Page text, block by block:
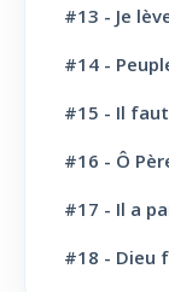
L' Eglise:
L' Eglise:
L' Eglise:
L' Sainte
#13 - Je
#14 -
#15 - Il
#16 - Ô
#17 - Il a
#18 - Dieu